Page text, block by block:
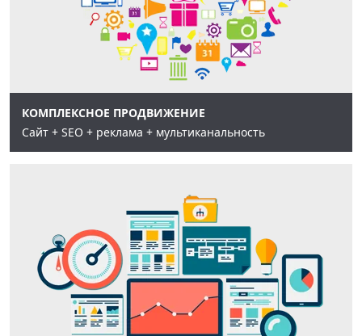
КОМПЛЕКСНОЕ ПРОДВИЖЕНИЕ
Сайт + SEO + реклама + мультиканальность